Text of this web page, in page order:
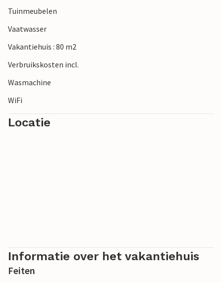
Tuinmeubelen
Vaatwasser
Vakantiehuis : 80 m2
Verbruikskosten incl.
Wasmachine
WiFi
Locatie
Informatie over het vakantiehuis
Feiten